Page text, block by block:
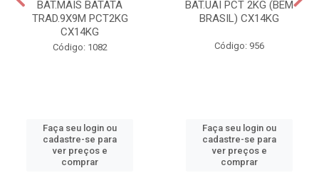
BAT.MAIS BATATA
TRAD.9X9M PCT2KG
CX14KG
Código: 1082
Faça seu login ou
cadastre-se para
ver preços e
comprar
BAT.UAI PCT 2KG (BEM
BRASIL) CX14KG
Código: 956
Faça seu login ou
cadastre-se para
ver preços e
comprar